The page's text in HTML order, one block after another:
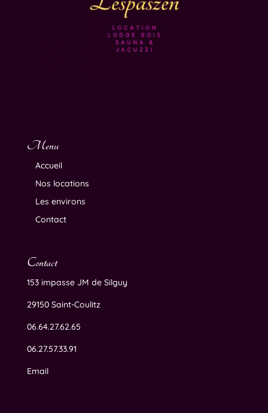
Menu
Accueil
Nos locations
Les environs
Contact
Contact
153 impasse JM de Silguy
29150 Saint-Coulitz
06.64.27.62.65
06.27.57.33.91
Email